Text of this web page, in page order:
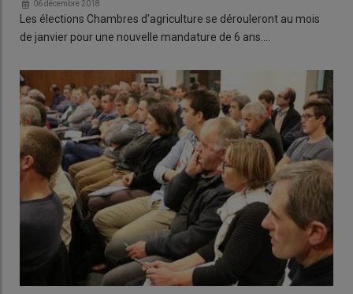
06 décembre 2018
Les élections Chambres d'agriculture se dérouleront au mois
de janvier pour une nouvelle mandature de 6 ans.…